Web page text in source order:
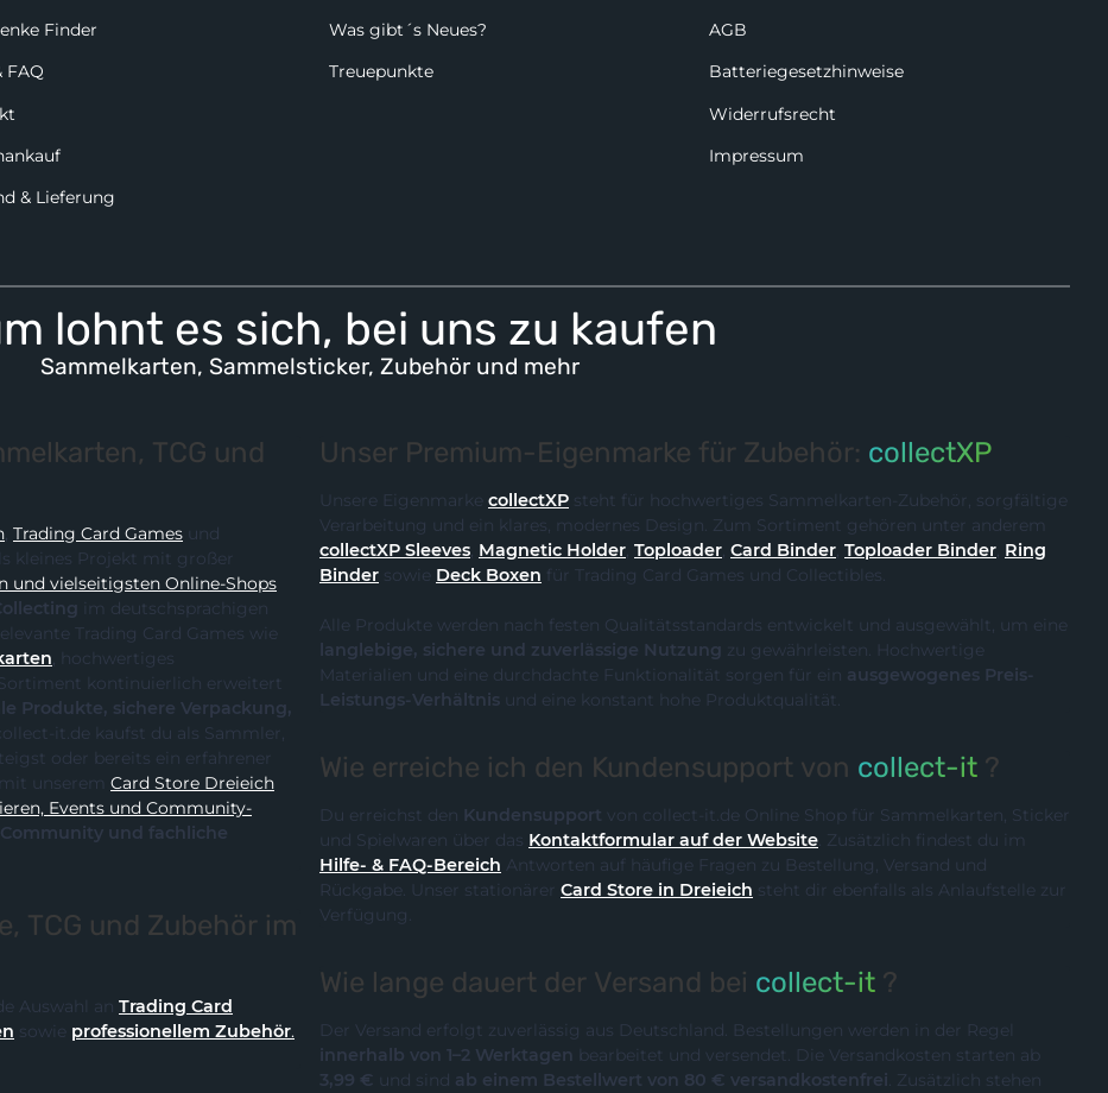
Finder
FAQ
& Lieferung
Was gibt´s Neues?
Treuepunkte
AGB
Batteriegesetzhinweise
Widerrufsrecht
Impressum
lohnt es sich, bei uns zu kaufen
Sammelkarten, Sammelsticker, Zubehör und mehr
TCG und
, Trading Card Games und
kleines Projekt mit großer
und vielseitigsten Online-Shops
im deutschsprachigen
Durch die klare Spezialisierung auf relevante Trading Card Games wie
, hochwertiges
sichere Verpackung,
mit unserem
Card Store Dreieich
und Community-
TCG und Zubehör im
Auswahl an Trading Card
sowie professionellem Zubehör.
Unser Premium-Eigenmarke für Zubehör: collectXP
Unsere Eigenmarke collectXP steht für hochwertiges Sammelkarten-Zubehör, sorgfältige
Verarbeitung und ein klares, modernes Design. Zum Sortiment gehören unter anderem
collectXP Sleeves, Magnetic Holder, Toploader, Card Binder, Toploader Binder, Ring
Binder sowie Deck Boxen für Trading Card Games und Collectibles.
Alle Produkte werden nach festen Qualitätsstandards entwickelt und ausgewählt, um eine
langlebige, sichere und zuverlässige Nutzung zu gewährleisten. Hochwertige
Materialien und eine durchdachte Funktionalität sorgen für ein ausgewogenes Preis-
Leistungs-Verhältnis und eine konstant hohe Produktqualität.
Wie erreiche ich den Kundensupport von collect-it ?
Du erreichst den Kundensupport von collect-it.de Online Shop für Sammelkarten, Sticker
und Spielwaren über das Kontaktformular auf der Website. Zusätzlich findest du im
Hilfe- & FAQ-Bereich Antworten auf häufige Fragen zu Bestellung, Versand und
Rückgabe. Unser stationärer Card Store in Dreieich steht dir ebenfalls als Anlaufstelle zur
Verfügung.
Wie lange dauert der Versand bei collect-it ?
Der Versand erfolgt zuverlässig aus Deutschland. Bestellungen werden in der Regel
innerhalb von 1–2 Werktagen bearbeitet und versendet. Die Versandkosten starten ab
3,99 € und sind ab einem Bestellwert von 80 € versandkostenfrei. Zusätzlich stehen